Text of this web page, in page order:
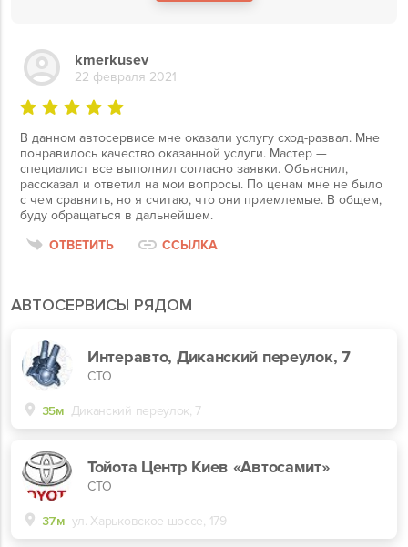
АВТОСЕРВИСЫ РЯДОМ
Интеравто, Диканский переулок, 7
СТО
35м Диканский переулок, 7
Тойота Центр Киев «Автосамит»
СТО
37м ул. Харьковское шоссе, 179
kmerkusev
22 февраля 2021
В данном автосервисе мне оказали услугу сход-развал. Мне
понравилось качество оказанной услуги. Мастер —
специалист все выполнил согласно заявки. Объяснил,
рассказал и ответил на мои вопросы. По ценам мне не было
с чем сравнить, но я считаю, что они приемлемые. В общем,
буду обращаться в дальнейшем.
ОТВЕТИТЬ
ССЫЛКА